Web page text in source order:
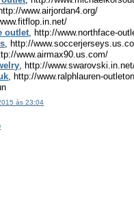
www.airjordan4.org/
outlet , http://www.northface-
, http://
www.airmax90.us.com/
, http://
, http://www.ralphlauren-
às 23:04